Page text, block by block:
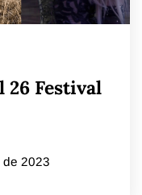
26 Festival
de 2023